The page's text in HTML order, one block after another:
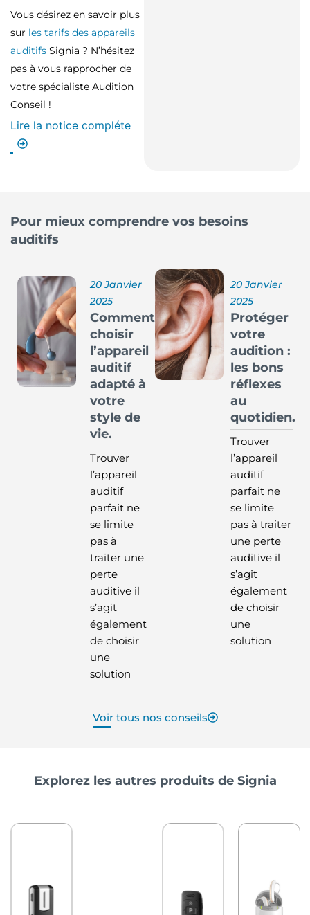
Vous désirez en savoir plus
sur les tarifs des appareils
auditifs Signia ? N’hésitez
pas à vous rapprocher de
votre spécialiste Audition
Conseil !
Lire la notice compléte
Pour mieux comprendre vos besoins
auditifs
20 Janvier
2025
Comment
choisir
l’appareil
auditif
adapté à
votre
style de
vie.
Trouver
l’appareil
auditif
parfait ne
se limite
pas à
traiter une
perte
auditive il
s’agit
également
de choisir
une
solution
20 Janvier
2025
Protéger
votre
audition :
les bons
réflexes
au
quotidien.
Trouver
l’appareil
auditif
parfait ne
se limite
pas à traiter
une perte
auditive il
s’agit
également
de choisir
une
solution
Voir tous nos conseils
Explorez les autres produits de Signia